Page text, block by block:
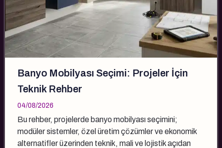
Banyo Mobilyası Seçimi: Projeler İçin
Teknik Rehber
04/08/2026
Bu rehber, projelerde banyo mobilyası seçimini;
modüler sistemler, özel üretim çözümler ve ekonomik
alternatifler üzerinden teknik, mali ve lojistik açıdan